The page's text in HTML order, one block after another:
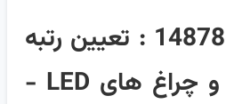
استاندارد 4-2-14878 : تعیین رتبه
کیفی لامپ ها و چراغ های LED -